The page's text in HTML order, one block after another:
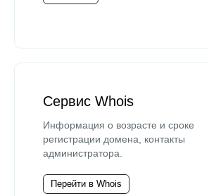
Сервис Whois
Информация о возрасте и сроке
регистрации домена, контакты
администратора.
Перейти в Whois